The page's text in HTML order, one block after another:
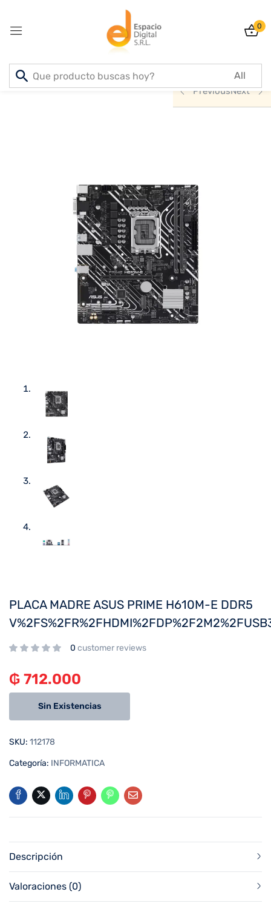
0
Inicio PRODUCTOS
INFORMATICA
PreviousNext
PLACA MADRE ASUS PRIME H610M-E DDR5
0 customer reviews
₲ 712.000
Sin Existencias
SKU: 112178
Categoría: INFORMATICA
Descripción
Valoraciones (0)
Sign in
Log In
Create an account